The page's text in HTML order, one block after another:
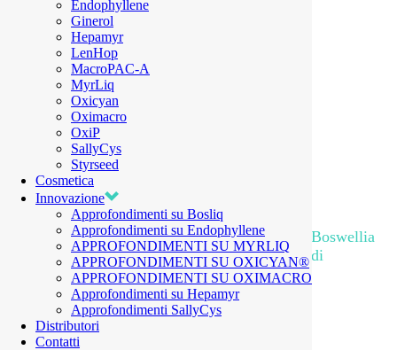
Endophyllene
Ginerol
Hepamyr
LenHop
MacroPAC-A
MyrLiq
Oxicyan
Oximacro
OxiP
SallyCys
Styrseed
Cosmetica
Innovazione
Approfondimenti su Bosliq
Approfondimenti su Endophyllene
APPROFONDIMENTI SU MYRLIQ
APPROFONDIMENTI SU OXICYAN®
APPROFONDIMENTI SU OXIMACRO
Approfondimenti su Hepamyr
Approfondimenti SallyCys
Distributori
Contatti
Estratti liquidi e in polvere di gommoresine di Boswellia
sacra e Boswellia serrata titolati in AKBA, Acidi
Boswellici e Cembreni
RICHIEDI INFORMAZIONI